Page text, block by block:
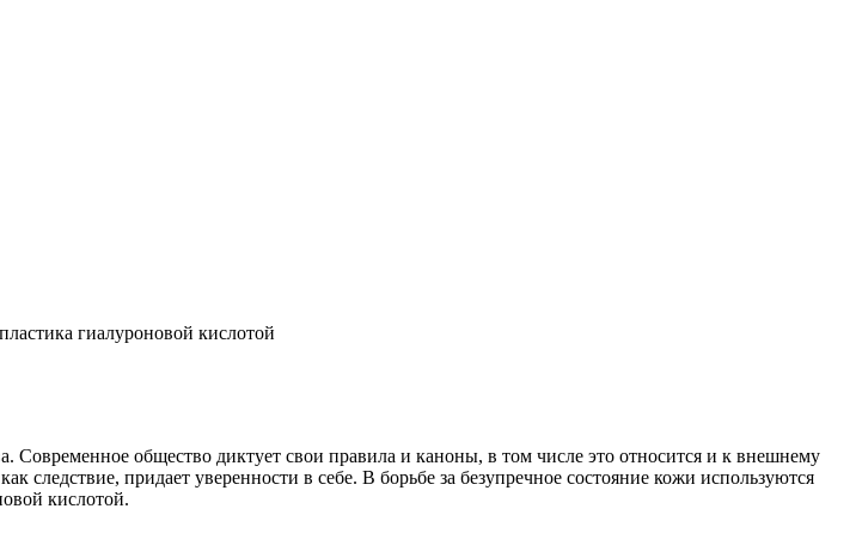
гиалуроновой кислотой
общество диктует свои правила и каноны, в том числе это относится и к внешнему
следствие, придает уверенности в себе. В борьбе за безупречное состояние кожи используются
кислотой.